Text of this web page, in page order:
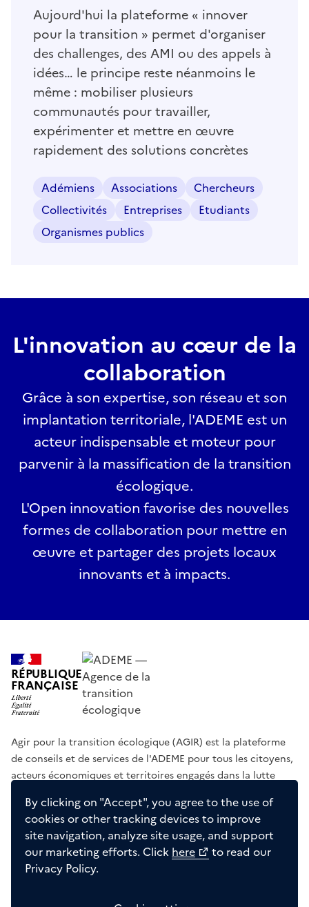
By clicking on "Accept", you agree to the use of
cookies or other tracking devices to improve
site navigation, analyze site usage, and support
our marketing efforts. Click here
to read our
Privacy Policy.
Aujourd'hui la plateforme « innover
pour la transition » permet d'organiser
des challenges, des AMI ou des appels à
idées… le principe reste néanmoins le
même : mobiliser plusieurs
communautés pour travailler,
expérimenter et mettre en œuvre
rapidement des solutions concrètes
Adémiens Associations
Chercheurs
Collectivités
Entreprises
Etudiants
Organismes publics
L'innovation au cœur de la
collaboration
Grâce à son expertise, son réseau et son
implantation territoriale, l'ADEME est un
acteur indispensable et moteur pour
parvenir à la massification de la transition
écologique.
L'Open innovation favorise des nouvelles
formes de collaboration pour mettre en
œuvre et partager des projets locaux
innovants et à impacts.
RÉPUBLIQUE
FRANÇAISE
Agir pour la transition écologique (AGIR) est la plateforme
de conseils et de services de l'ADEME pour tous les citoyens,
acteurs économiques et territoires engagés dans la lutte
ressources.
ademe.fr librairie.ademe.fr
infos.ademe.fr
ademe.fr/presse